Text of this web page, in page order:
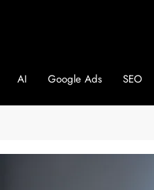
AI Google Ads SEO